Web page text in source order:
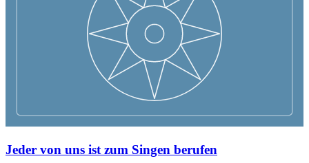
Jeder von uns ist zum Singen berufen